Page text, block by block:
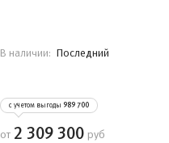
В наличии: Последний
с учетом выгоды 989 700
от 2 309 300 руб